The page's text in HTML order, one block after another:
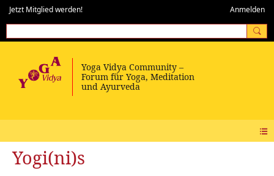
Jetzt Mitglied werden! Anmelden
Yogi(ni)s